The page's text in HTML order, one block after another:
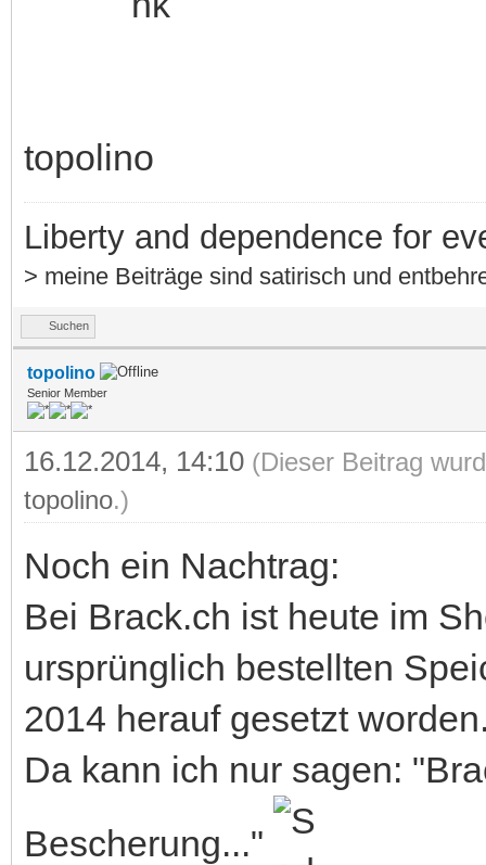
topolino
Liberty and dependence for
> meine Beiträge sind satirisch und
Suchen
topolino
Senior Member
16.12.2014, 14:10 (Dieser Beitrag
topolino.)
Noch ein Nachtrag:
Bei Brack.ch ist heute im
ursprünglich bestellten
2014 herauf gesetzt
Da kann ich nur sagen:
Bescherung..."